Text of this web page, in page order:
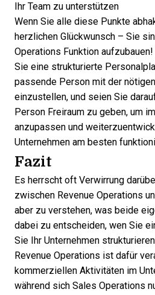
Ihr Team zu unterstützen
Wenn Sie alle diese Punkte
herzlichen Glückwunsch – Sie
Operations Funktion
Sie eine strukturierte
passende Person mit der
einzustellen, und seien Sie
Person Freiraum zu geben, um
anzupassen und
Unternehmen am besten
Fazit
Es herrscht oft Verwirrung
zwischen Revenue Operations
aber zu verstehen, was beide
dabei zu entscheiden, wen Sie
Sie Ihr Unternehmen
Revenue Operations ist dafür
kommerziellen Aktivitäten im
während sich Sales Operations